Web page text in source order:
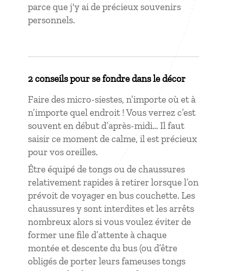
parce que j'y ai de précieux souvenirs
personnels.
2 conseils pour se fondre dans le décor
Faire des micro-siestes, n’importe où et à
n’importe quel endroit ! Vous verrez c’est
souvent en début d’après-midi… Il faut
saisir ce moment de calme, il est précieux
pour vos oreilles.
Être équipé de tongs ou de chaussures
relativement rapides à retirer lorsque l’on
prévoit de voyager en bus couchette. Les
chaussures y sont interdites et les arrêts
nombreux alors si vous voulez éviter de
former une file d’attente à chaque
montée et descente du bus (ou d’être
obligés de porter leurs fameuses tongs